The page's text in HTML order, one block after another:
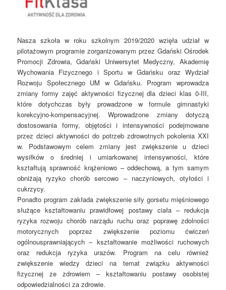
Nasza szkoła w roku szkolnym 2019/2020 wzięła udział w
pilotażowym programie zorganizowanym przez Gdański Ośrodek
Promocji Zdrowia, Gdański Uniwersytet Medyczny, Akademię
Wychowania Fizycznego i Sportu w Gdańsku oraz Wydział
Rozwoju Społecznego UM w Gdańsku. Program wprowadza
zmiany formy zajęć aktywności fizycznej dla dzieci klas 0-III,
które dotychczas były prowadzone w formule gimnastyki
korekcyjno-kompensacyjnej. Wprowadzone zmiany dotyczą
dostosowania formy, objętości i intensywności podejmowane
przez dzieci aktywności do potrzeb zdrowotnych pokolenia XXI
w. Podstawowym celem zmiany jest zwiększenie u dzieci
wysiłków o średniej i umiarkowanej intensywności, które
kształtują sprawność krążeniowo – oddechową, a tym samym
obniżają ryzyko chorób sercowo – naczyniowych, otyłości i
cukrzycy.
Ponadto program zakłada zwiększenie siły gorsetu mięśniowego
służące kształtowaniu prawidłowej postawy ciała – redukcja
ryzyka rozwoju chorób narządu ruchuoraz poprawęzdolności
motorycznych poprzez zwiększenie poziomu ćwiczeń
ogólnousprawniających – kształtowanie możliwości ruchowych
oraz redukcja ryzyka urazów. Program na celu również
zwiększenie wiedzy dzieci na temat związku aktywności
fizycznej ze zdrowiem – kształtowaniu postawy osobistej
odpowiedzialności za zdrowie.